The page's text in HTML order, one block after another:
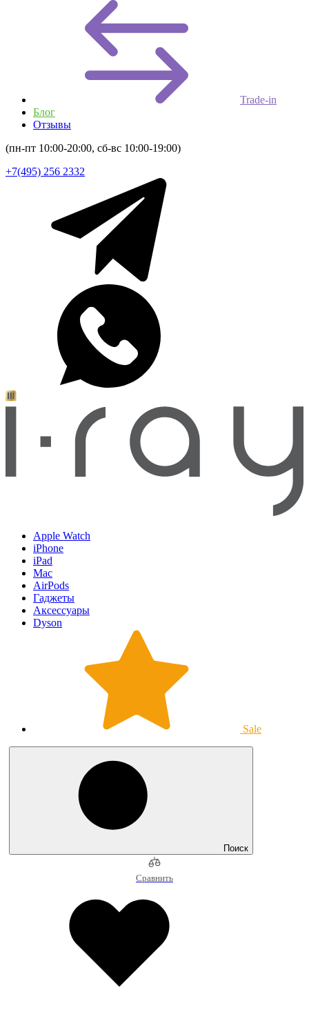
Trade-in
Блог
Отзывы
(пн-пт 10:00-20:00, сб-вс 10:00-19:00)
+7(495) 256 2332
Apple Watch
iPhone
iPad
Mac
AirPods
Гаджеты
Аксессуары
Dyson
Sale
Поиск
Сравнить